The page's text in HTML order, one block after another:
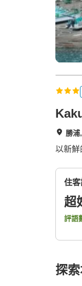
h
勝浦
以新鮮
住
超
評語
探